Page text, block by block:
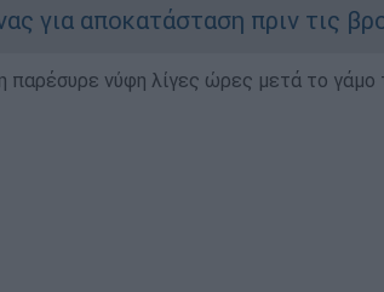
πριν τις βροχές
νύφη λίγες ώρες μετά το γάμο